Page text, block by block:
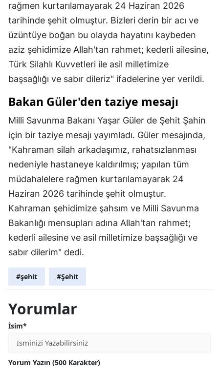
rağmen kurtarılamayarak 24 Haziran 2026
tarihinde şehit olmuştur. Bizleri derin bir acı ve
üzüntüye boğan bu olayda hayatını kaybeden
aziz şehidimize Allah'tan rahmet; kederli ailesine,
Türk Silahlı Kuvvetleri ile asil milletimize
başsağlığı ve sabır dileriz" ifadelerine yer verildi.
Bakan Güler'den taziye mesajı
Milli Savunma Bakanı Yaşar Güler de Şehit Şahin
için bir taziye mesajı yayımladı. Güler mesajında,
"Kahraman silah arkadaşımız, rahatsızlanması
nedeniyle hastaneye kaldırılmış; yapılan tüm
müdahalelere rağmen kurtarılamayarak 24
Haziran 2026 tarihinde şehit olmuştur.
Kahraman şehidimize şahsım ve Milli Savunma
Bakanlığı mensupları adına Allah'tan rahmet;
kederli ailesine ve asil milletimize başsağlığı ve
sabır dilerim" dedi.
#şehit #Şehit
Yorumlar
İsim*
Yorum Yazın (500 Karakter)